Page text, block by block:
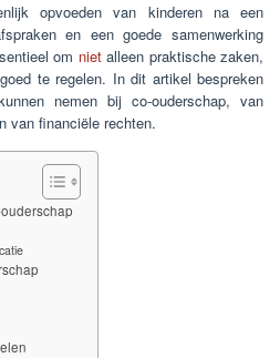
opvoeden van kinderen na een
en een goede samenwerking
om nietalleen praktische zaken,
te regelen. In dit artikel bespreken
nemen bij co-ouderschap, van
van financiële rechten.